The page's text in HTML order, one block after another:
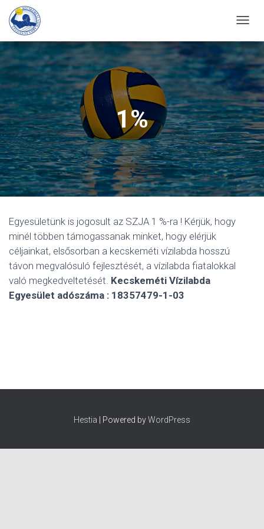
G
G
L
E
N
A
V
I
G
A
1%
Egyesületünk is jogosult az SZJA 1 %-ra ! Kérjük, hogy
minél többen támogassanak minket, hogy elérjük
céljainkat, elsősorban a kecskeméti vízilabda hosszú
távon megvalósuló fejlesztését, a vízilabda fiatalokkal
való megkedveltetését. Kecskeméti Vízilabda
Egyesület adószáma : 18357479-1-03
Hestia | Powered byWordPress